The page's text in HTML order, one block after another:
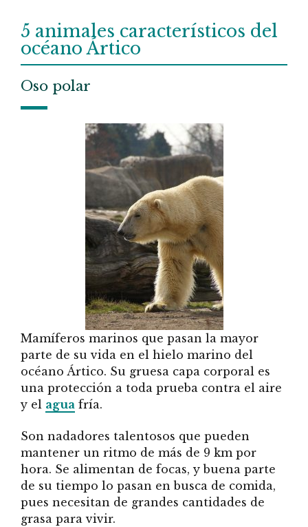
5 animales característicos del
océano Ártico
Oso polar
Mamíferos marinos que pasan la mayor
parte de su vida en el hielo marino del
océano Ártico. Su gruesa capa corporal es
una protección a toda prueba contra el aire
y el agua fría.
Son nadadores talentosos que pueden
mantener un ritmo de más de 9 km por
hora. Se alimentan de focas, y buena parte
de su tiempo lo pasan en busca de comida,
pues necesitan de grandes cantidades de
grasa para vivir.